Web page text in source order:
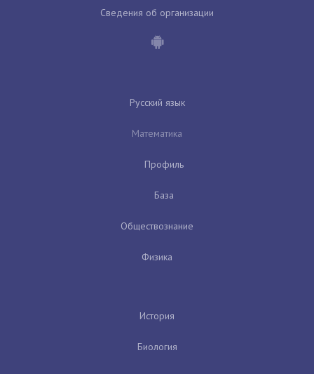
Сведения об организации
Русский язык
Математика
Профиль
База
Обществознание
Физика
История
Биология